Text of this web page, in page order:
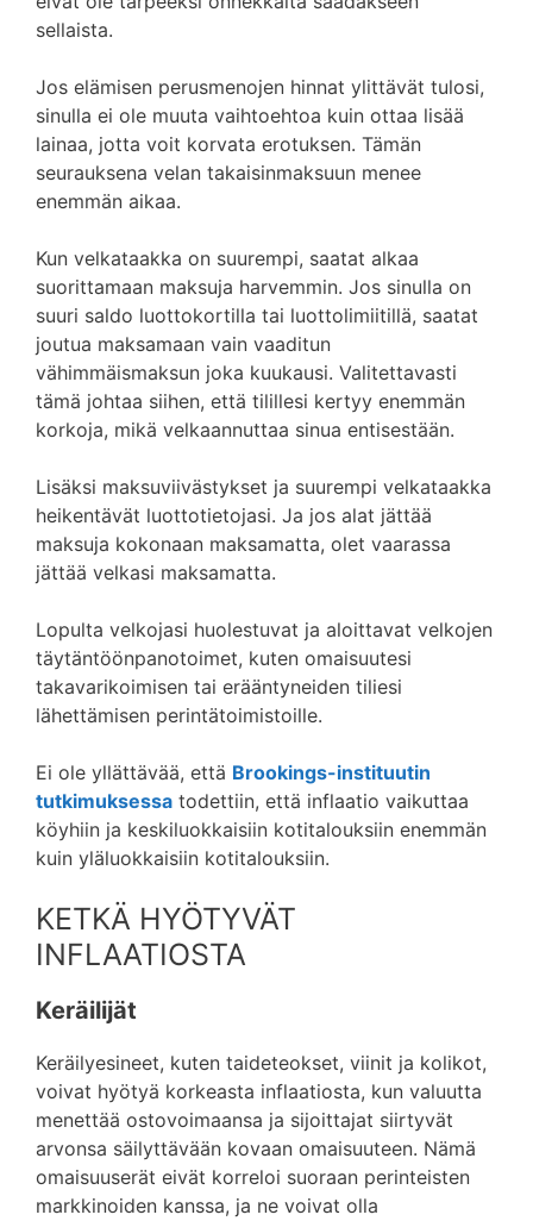
sellaista.
Jos elämisen perusmenojen hinnat ylittävät tulosi,
sinulla ei ole muuta vaihtoehtoa kuin ottaa lisää
lainaa, jotta voit korvata erotuksen. Tämän
seurauksena velan takaisinmaksuun menee
enemmän aikaa.
Kun velkataakka on suurempi, saatat alkaa
suorittamaan maksuja harvemmin. Jos sinulla on
suuri saldo luottokortilla tai luottolimiitillä, saatat
joutua maksamaan vain vaaditun
vähimmäismaksun joka kuukausi. Valitettavasti
tämä johtaa siihen, että tilillesi kertyy enemmän
korkoja, mikä velkaannuttaa sinua entisestään.
Lisäksi maksuviivästykset ja suurempi velkataakka
heikentävät luottotietojasi. Ja jos alat jättää
maksuja kokonaan maksamatta, olet vaarassa
jättää velkasi maksamatta.
Lopulta velkojasi huolestuvat ja aloittavat velkojen
täytäntöönpanotoimet, kuten omaisuutesi
takavarikoimisen tai erääntyneiden tiliesi
lähettämisen perintätoimistoille.
Ei ole yllättävää, että Brookings-instituutin
tutkimuksessa todettiin, että inflaatio vaikuttaa
köyhiin ja keskiluokkaisiin kotitalouksiin enemmän
kuin yläluokkaisiin kotitalouksiin.
KETKÄ HYÖTYVÄT
INFLAATIOSTA
Keräilijät
Keräilyesineet, kuten taideteokset, viinit ja kolikot,
voivat hyötyä korkeasta inflaatiosta, kun valuutta
menettää ostovoimaansa ja sijoittajat siirtyvät
arvonsa säilyttävään kovaan omaisuuteen. Nämä
omaisuuserät eivät korreloi suoraan perinteisten
markkinoiden kanssa, ja ne voivat olla